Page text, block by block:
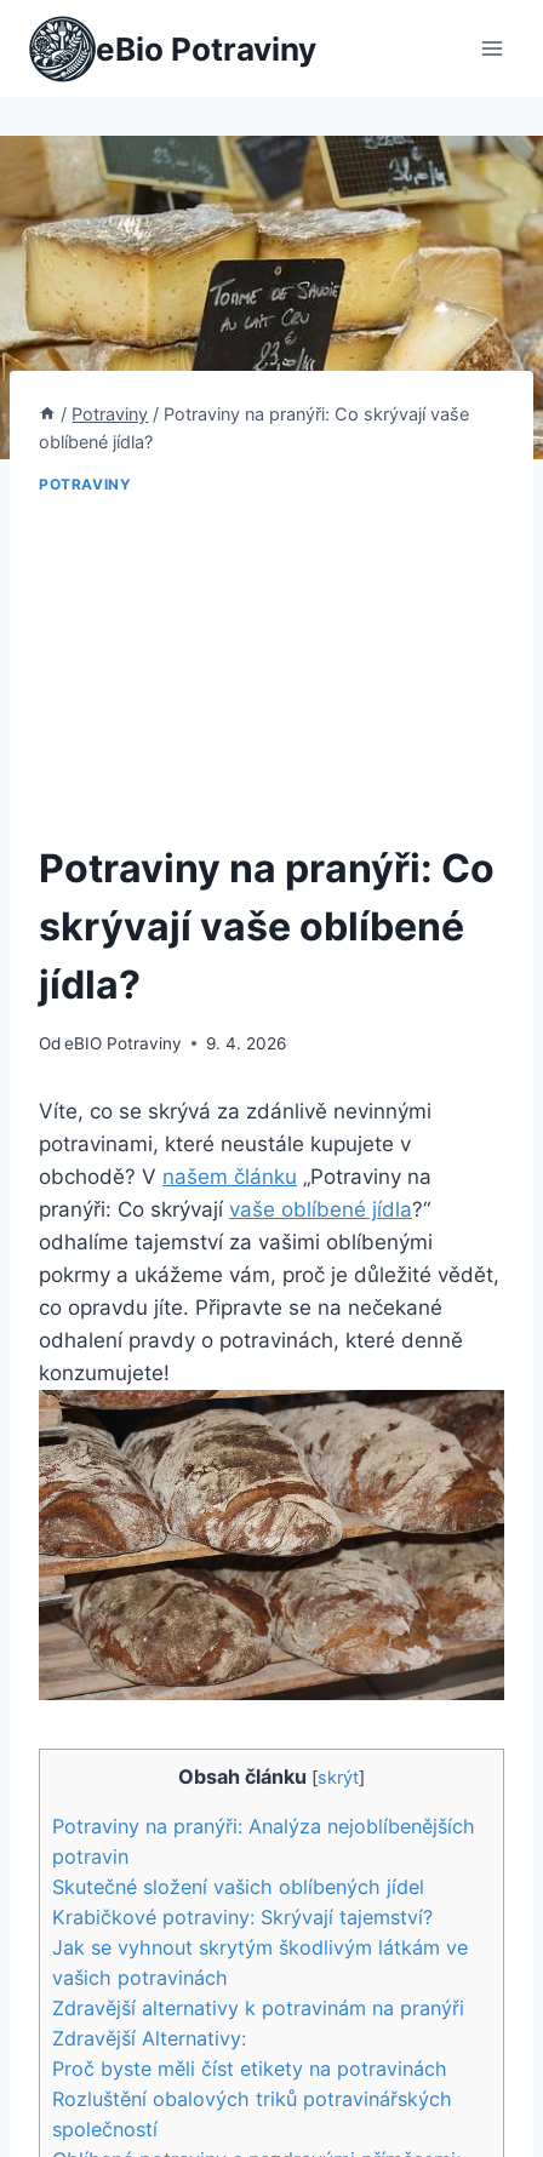
Přeskočit
obsah
eBio Potraviny
/ Potraviny / Potraviny na pranýři: Co skrývají vaše
oblíbené jídla?
POTRAVINY
Potraviny na pranýři: Co
skrývají vaše oblíbené
jídla?
OdeBIO Potraviny 9. 4. 2026
Víte, co se skrývá za zdánlivě nevinnými
potravinami, které neustále kupujete v
obchodě? V našem článku „Potraviny na
pranýři: Co skrývají vaše oblíbené jídla?“
odhalíme tajemství za vašimi oblíbenými
pokrmy a ukážeme vám, proč je důležité vědět,
co opravdu jíte. Připravte se na nečekané
odhalení pravdy o potravinách, které denně
konzumujete!
Obsah článku [skrýt]
Potraviny na pranýři: Analýza nejoblíbenějších
potravin
Skutečné složení vašich oblíbených jídel
Krabičkové potraviny: Skrývají tajemství?
Jak se vyhnout skrytým škodlivým látkám ve
vašich potravinách
Zdravější alternativy k potravinám na pranýři
Zdravější Alternativy:
Proč byste měli číst etikety na potravinách
Rozluštění obalových triků potravinářských
společností